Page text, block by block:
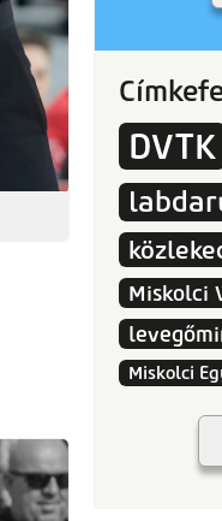
DVTK
Miskolci
Miskolci